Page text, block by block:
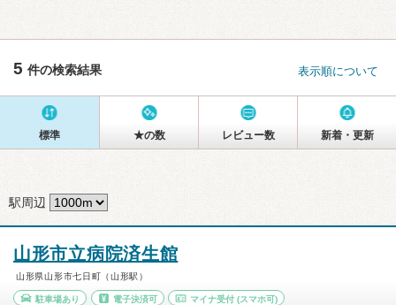
5 件の検索結果 表示順について
標準 ★の数 レビュー数 新着・更新
駅周辺
山形市立病院済生館
山形県山形市七日町（山形駅）
駐車場あり 電子決済可 マイナ受付 (スマホ可)